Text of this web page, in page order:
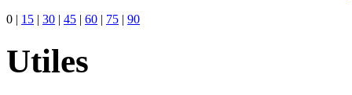
0 | 15 | 30 | 45 | 60 | 75 | 90
Utiles